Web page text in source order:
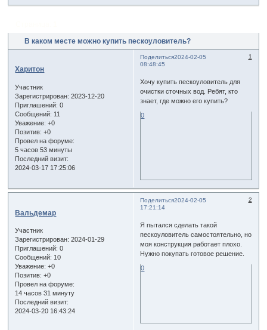
В каком месте можно купить пескоуловитель?
Поделиться 1
2024-02-05
08:48:45
Харитон
Участник
Зарегистрирован: 2023-12-20
Приглашений: 0
Сообщений: 11
Уважение: +0
Позитив: +0
Провел на форуме:
5 часов 53 минуты
Последний визит:
2024-03-17 17:25:06
Хочу купить пескоуловитель для
очистки сточных вод. Ребят, кто
знает, где можно его купить?
0
Поделиться 2
2024-02-05
17:21:14
Вальдемар
Участник
Зарегистрирован: 2024-01-29
Приглашений: 0
Сообщений: 10
Уважение: +0
Позитив: +0
Провел на форуме:
14 часов 31 минуту
Последний визит:
2024-03-20 16:43:24
Я пытался сделать такой
пескоуловитель самостоятельно, но
моя конструкция работает плохо.
Нужно покупать готовое решение.
0